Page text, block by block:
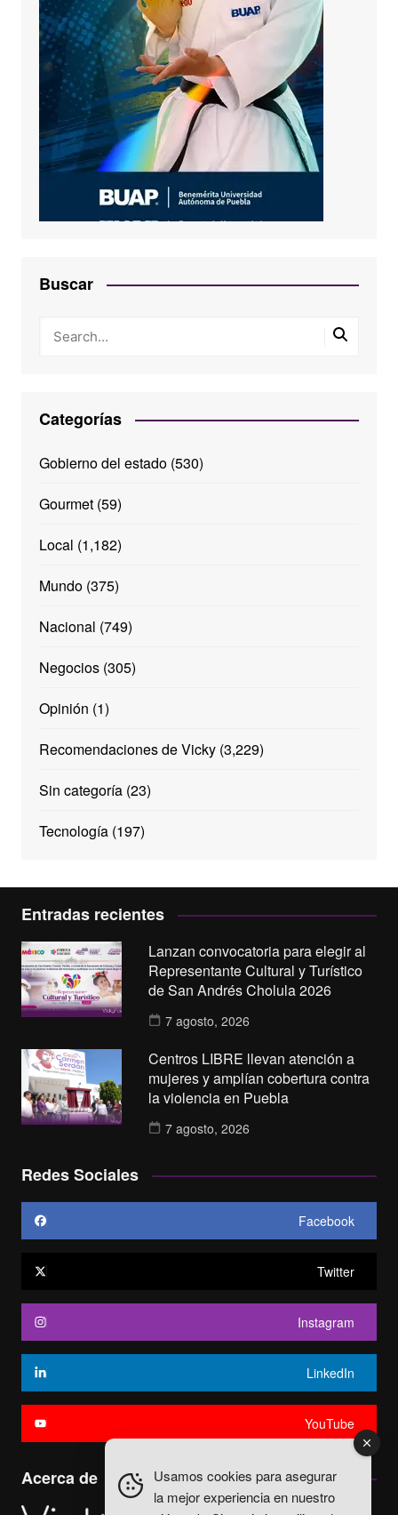
Buscar
Categorías
Gobierno del estado(530)
Gourmet(59)
Local (1,182)
Mundo(375)
Nacional (749)
Negocios(305)
Opinión (1)
Recomendaciones de Vicky(3,229)
Sin categoría(23)
Tecnología(197)
Entradas recientes
Lanzan convocatoria para elegir al
Representante Cultural y Turístico
de San Andrés Cholula 2026
7 agosto, 2026
Centros LIBRE llevan atención a
mujeres y amplían cobertura contra
la violencia en Puebla
7 agosto, 2026
Redes Sociales
Facebook
Twitter
Instagram
LinkedIn
YouTube
Acerca de
Usamos cookies para asegurar
la mejor experiencia en nuestro